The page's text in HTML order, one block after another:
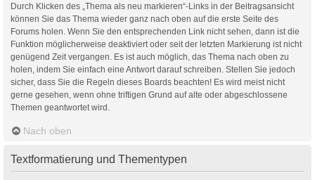
Durch Klicken des „Thema als neu markieren“-Links in der Beitragsansicht
können Sie das Thema wieder ganz nach oben auf die erste Seite des
Forums holen. Wenn Sie den entsprechenden Link nicht sehen, dann ist die
Funktion möglicherweise deaktiviert oder seit der letzten Markierung ist nicht
genügend Zeit vergangen. Es ist auch möglich, das Thema nach oben zu
holen, indem Sie einfach eine Antwort darauf schreiben. Stellen Sie jedoch
sicher, dass Sie die Regeln dieses Boards beachten! Es wird meist nicht
gerne gesehen, wenn ohne triftigen Grund auf alte oder abgeschlossene
Themen geantwortet wird.
Nach oben
Textformatierung und Thementypen